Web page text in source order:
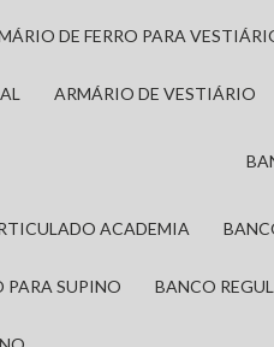
DE FERRO PARA
ARMÁRIO DE VESTIÁRIO
ACADEMIA
PARA SUPINO BANCO